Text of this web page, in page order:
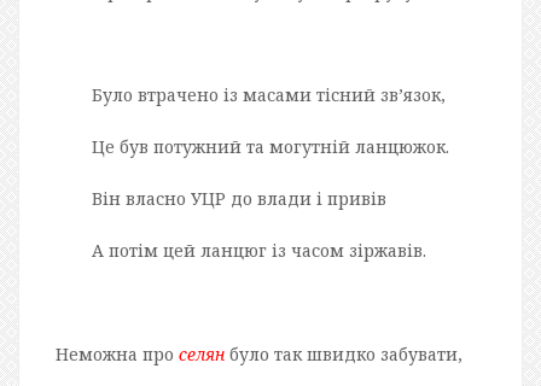
Було втрачено із масами тісний зв’язок,
Це був потужний та могутній ланцюжок.
Він власно УЦР до влади і привів
А потім цей ланцюг із часом зіржавів.
Неможна про селян було так швидко забувати,